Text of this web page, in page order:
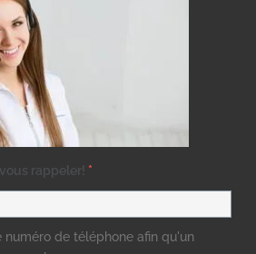
rappeler! *
numéro de téléphone afin qu'un